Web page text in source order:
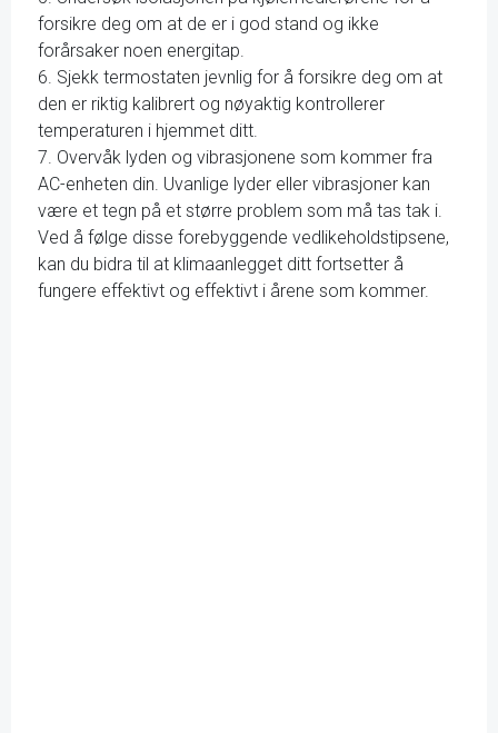
forsikre deg om at de er i god stand og ikke
forårsaker noen energitap.
6. Sjekk termostaten jevnlig for å forsikre deg om at
den er riktig kalibrert og nøyaktig kontrollerer
temperaturen i hjemmet ditt.
7. Overvåk lyden og vibrasjonene som kommer fra
AC-enheten din. Uvanlige lyder eller vibrasjoner kan
være et tegn på et større problem som må tas tak i.
Ved å følge disse forebyggende vedlikeholdstipsene,
kan du bidra til at klimaanlegget ditt fortsetter å
fungere effektivt og effektivt i årene som kommer.